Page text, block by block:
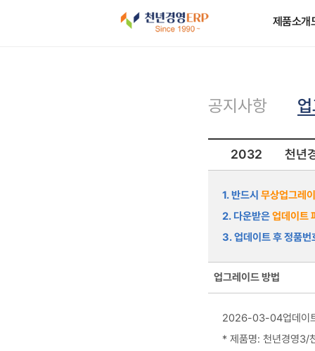
제품소개
공지사항
2032 천년
1. 반드시무상업그레
2. 다운받은업데이트
3. 업데이트 후 정품
업그레이드 방법
2026-03-04업데이
* 제품명: 천년경영3/